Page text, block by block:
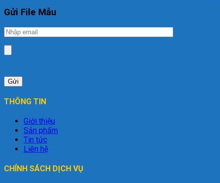
Gửi File Mẫu
THÔNG TIN
Giới thiệu
Sản phẩm
Tin tức
Liên hệ
CHÍNH SÁCH DỊCH VỤ